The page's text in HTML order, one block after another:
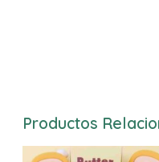
Productos